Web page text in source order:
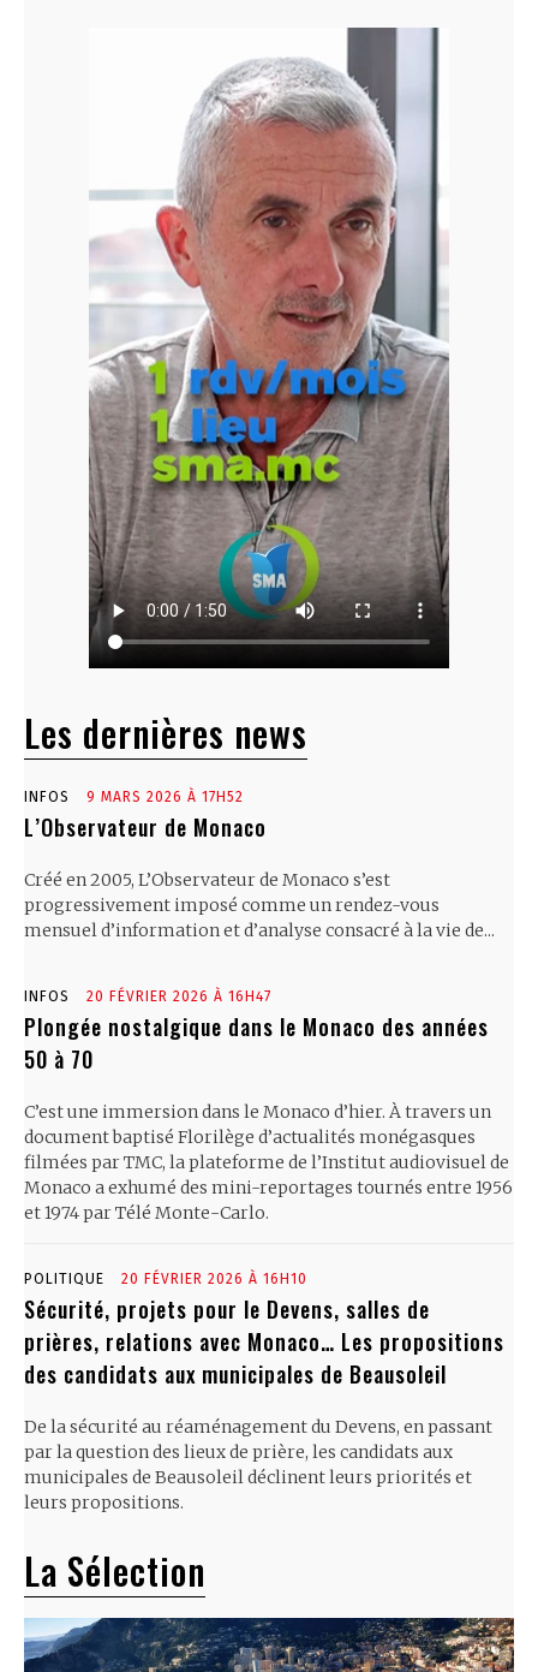
Les dernières news
INFOS 9 MARS 2026 À 17H52
L’Observateur de Monaco
Créé en 2005, L’Observateur de Monaco s’est
progressivement imposé comme un rendez-vous
mensuel d’information et d’analyse consacré à la vie de...
INFOS 20 FÉVRIER 2026 À 16H47
Plongée nostalgique dans le Monaco des années
50 à 70
C’est une immersion dans le Monaco d’hier. À travers un
document baptisé Florilège d’actualités monégasques
filmées par TMC, la plateforme de l’Institut audiovisuel de
Monaco a exhumé des mini-reportages tournés entre 1956
et 1974 par Télé Monte-Carlo.
POLITIQUE 20 FÉVRIER 2026 À 16H10
Sécurité, projets pour le Devens, salles de
prières, relations avec Monaco… Les propositions
des candidats aux municipales de Beausoleil
De la sécurité au réaménagement du Devens, en passant
par la question des lieux de prière, les candidats aux
municipales de Beausoleil déclinent leurs priorités et
leurs propositions.
La Sélection